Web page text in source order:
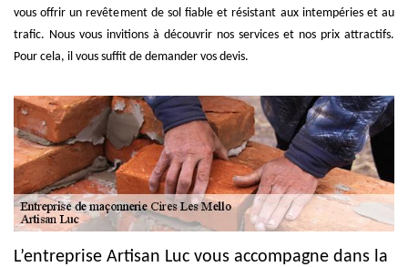
vous offrir un revêtement de sol fiable et résistant aux intempéries et au
trafic. Nous vous invitions à découvrir nos services et nos prix attractifs.
Pour cela, il vous suffit de demander vos devis.
L’entreprise Artisan Luc vous accompagne dans la